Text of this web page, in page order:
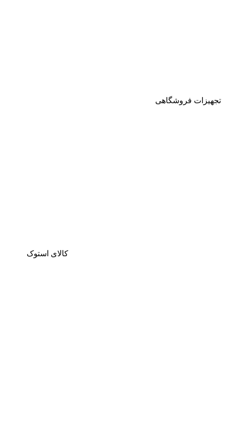
تجهیزات فروشگاهی
کالای استوک